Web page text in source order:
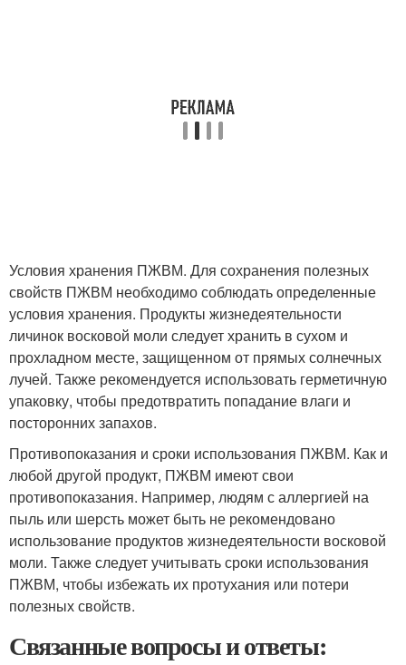
Условия хранения ПЖВМ. Для сохранения полезных
свойств ПЖВМ необходимо соблюдать определенные
условия хранения. Продукты жизнедеятельности
личинок восковой моли следует хранить в сухом и
прохладном месте, защищенном от прямых солнечных
лучей. Также рекомендуется использовать герметичную
упаковку, чтобы предотвратить попадание влаги и
посторонних запахов.
Противопоказания и сроки использования ПЖВМ. Как и
любой другой продукт, ПЖВМ имеют свои
противопоказания. Например, людям с аллергией на
пыль или шерсть может быть не рекомендовано
использование продуктов жизнедеятельности восковой
моли. Также следует учитывать сроки использования
ПЖВМ, чтобы избежать их протухания или потери
полезных свойств.
Связанные вопросы и ответы: